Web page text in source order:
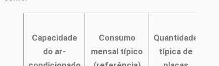
Capacidade
do ar-
Consumo
mensal típico
Quantidade
típica de